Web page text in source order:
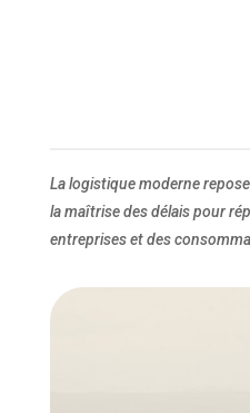
La logistique moderne
la maîtrise des délais pour
entreprises et des